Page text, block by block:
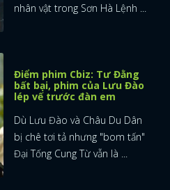
nhân vật trong Sơn Hà Lệnh ...
Điểm phim Cbiz: Tư Đằng
bất bại, phim của Lưu Đào
lép vế trước đàn em
Dù Lưu Đào và Châu Du Dân
bị chê tơi tả nhưng "bom tấn"
Đại Tống Cung Từ vẫn là ...